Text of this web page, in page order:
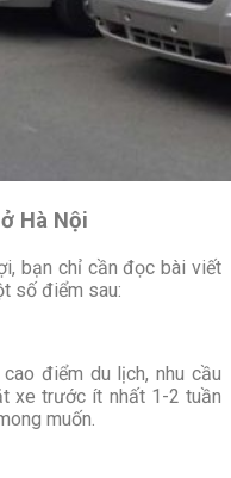
Hà Nội
bạn chỉ cần đọc bài viết
số điểm sau:
điểm du lịch, nhu cầu
xe trước ít nhất 1-2 tuần
muốn.